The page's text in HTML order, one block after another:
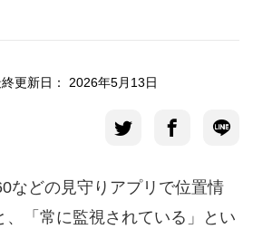
更新日： 2026年5月13日
などの見守りアプリで位置情
、「常に監視されている」とい